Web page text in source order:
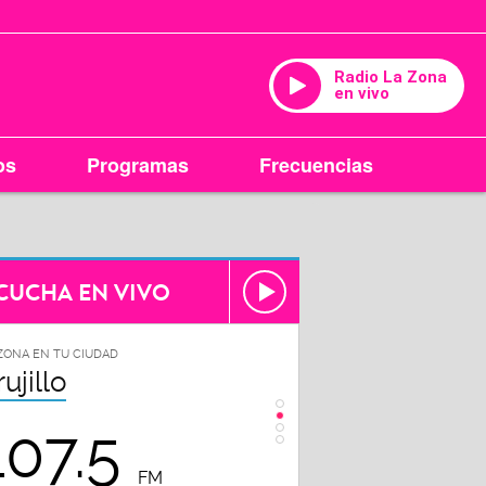
Radio La Zona
en vivo
Programas Frecuencias
EN VIVO
EN TU CIUDAD
FM 102.3